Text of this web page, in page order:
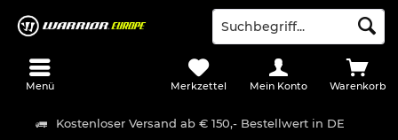
Kostenloser Versand ab € 150,- Bestellwert in DE
Menü Warenkorb
Merkzettel Mein Konto